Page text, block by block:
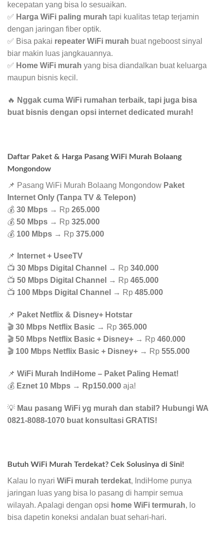
kecepatan yang bisa lo sesuaikan.
✅ Harga WiFi paling murah tapi kualitas tetap terjamin
dengan jaringan fiber optik.
✅ Bisa pakai repeater WiFi murah buat ngeboost sinyal
biar makin luas jangkauannya.
✅ Home WiFi murah yang bisa diandalkan buat keluarga
maupun bisnis kecil.
🔥 Nggak cuma WiFi rumahan terbaik, tapi juga bisa
buat bisnis dengan opsi internet dedicated murah!
Daftar Paket & Harga Pasang WiFi Murah Bolaang
Mongondow
📌 Pasang WiFi Murah Bolaang Mongondow Paket
Internet Only (Tanpa TV & Telepon)
💰 30 Mbps → Rp 265.000
💰 50 Mbps → Rp 325.000
💰 100 Mbps → Rp 375.000
📌
Internet + UseeTV
📺 30 Mbps Digital Channel → Rp 340.000
📺 50 Mbps Digital Channel → Rp 465.000
📺 100 Mbps Digital Channel → Rp 485.000
📌 Paket Netflix & Disney+ Hotstar
🎬 30 Mbps Netflix Basic → Rp 365.000
🎬 50 Mbps Netflix Basic + Disney+ → Rp 460.000
🎬 100 Mbps Netflix Basic + Disney+ → Rp 555.000
📌 WiFi Murah IndiHome – Paket Paling Hemat!
💰 Eznet 10 Mbps → Rp150.000 aja!
💡 Mau pasang WiFi yg murah dan stabil? Hubungi WA
0821-8088-1070 buat konsultasi GRATIS!
Butuh WiFi Murah Terdekat? Cek Solusinya di Sini!
Kalau lo nyari WiFi murah terdekat, IndiHome punya
jaringan luas yang bisa lo pasang di hampir semua
wilayah. Apalagi dengan opsi home WiFi termurah, lo
bisa dapetin koneksi andalan buat sehari-hari.